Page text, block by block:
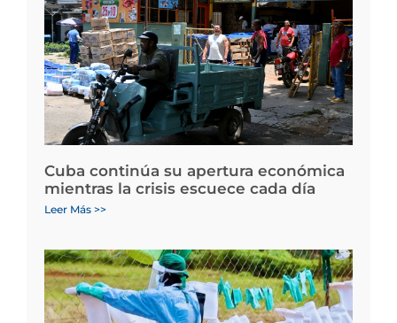
Cuba continúa su apertura económica
mientras la crisis escuece cada día
Leer Más >>